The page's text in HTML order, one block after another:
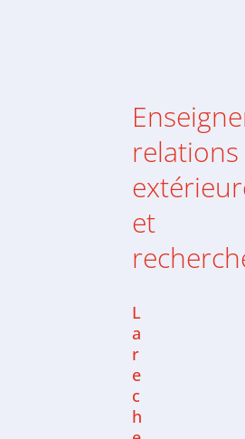
L
a
r
e
c
h
relations
et